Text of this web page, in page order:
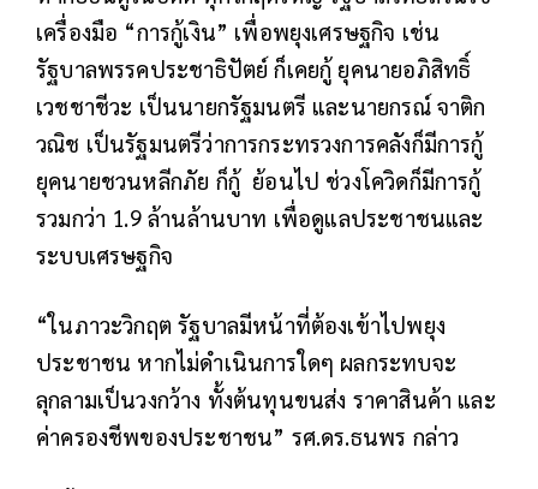
เครื่องมือ “การกู้เงิน” เพื่อพยุงเศรษฐกิจ เช่น
รัฐบาลพรรคประชาธิปัตย์ ก็เคยกู้ ยุคนายอภิสิทธิ์
เวชชาชีวะ เป็นนายกรัฐมนตรี และนายกรณ์ จาติก
วณิช เป็นรัฐมนตรีว่าการกระทรวงการคลังก็มีการกู้
ยุคนายชวนหลีกภัย ก็กู้ ย้อนไป ช่วงโควิดก็มีการกู้
รวมกว่า 1.9 ล้านล้านบาท เพื่อดูแลประชาชนและ
ระบบเศรษฐกิจ
“ในภาวะวิกฤต รัฐบาลมีหน้าที่ต้องเข้าไปพยุง
ประชาชน หากไม่ดำเนินการใดๆ ผลกระทบจะ
ลุกลามเป็นวงกว้าง ทั้งต้นทุนขนส่ง ราคาสินค้า และ
ค่าครองชีพของประชาชน” รศ.ดร.ธนพร กล่าว